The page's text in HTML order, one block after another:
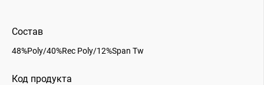
Состав
48%Poly/40%Rec Poly/12%Span Tw
Код продукта